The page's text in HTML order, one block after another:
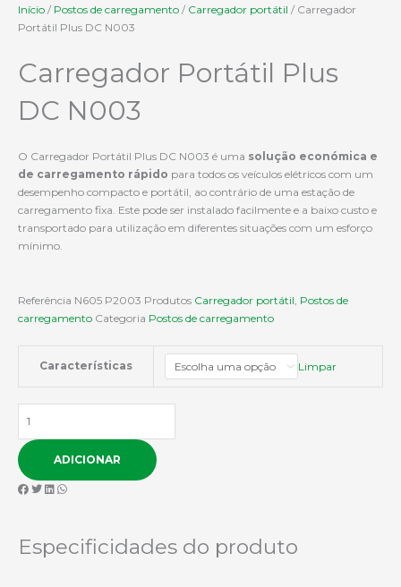
Início / Postos de carregamento / Carregador portátil / Carregador
Portátil Plus DC N003
Carregador Portátil Plus
DC N003
O Carregador Portátil Plus DC N003 é uma solução económica e
de carregamento rápido para todos os veículos elétricos com um
desempenho compacto e portátil, ao contrário de uma estação de
carregamento fixa. Este pode ser instalado facilmente e a baixo custo e
transportado para utilização em diferentes situações com um esforço
mínimo.
Referência N605 P2003 Produtos Carregador portátil Postos de
carregamento Categoria Postos de carregamento
Características Limpar
Portátil
Plus
DC
N003
ADICIONAR
Especificidades do produto